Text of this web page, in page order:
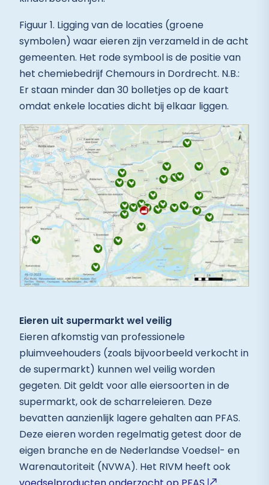
Figuur 1. Ligging van de locaties (groene
symbolen) waar eieren zijn verzameld in de acht
gemeenten. Het rode symbool is de positie van
het chemiebedrijf Chemours in Dordrecht. N.B.:
Er staan minder dan 30 bolletjes op de kaart
omdat enkele locaties dicht bij elkaar liggen.
Eieren uit supermarkt wel veilig
Eieren afkomstig van professionele
pluimveehouders (zoals bijvoorbeeld verkocht in
de supermarkt) kunnen wel veilig worden
gegeten. Dit geldt voor alle eiersoorten in de
supermarkt, ook de scharreleieren. Deze
bevatten aanzienlijk lagere gehalten aan PFAS.
Deze eieren worden regelmatig getest door de
eigen branche en de Nederlandse Voedsel- en
Warenautoriteit (NVWA). Het RIVM heeft ook